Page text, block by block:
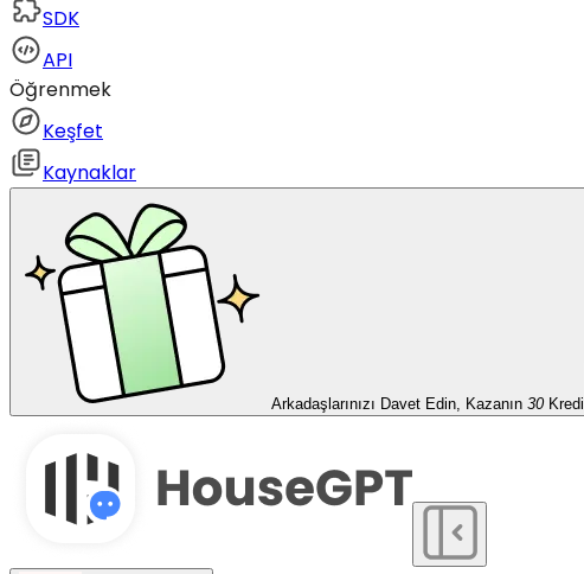
SDK
API
Öğrenmek
Keşfet
Kaynaklar
Arkadaşlarınızı Davet Edin, Kazanın 30 Kredi